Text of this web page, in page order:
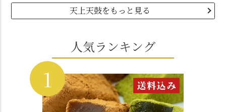
天上天鼓をもっと見る
人気ランキング
1